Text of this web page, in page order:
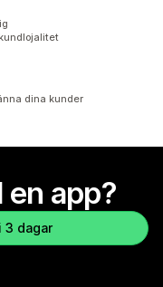
dina kunder
en app?
3 dagar